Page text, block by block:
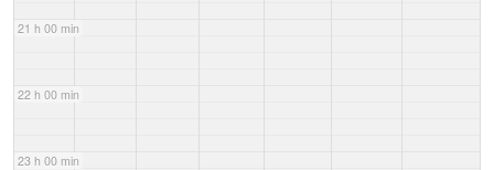
21 h 00 min
22 h 00 min
23 h 00 min